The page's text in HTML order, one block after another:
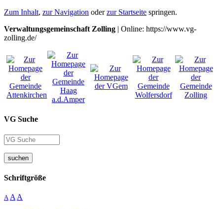
Zum Inhalt, zur Navigation oderzur Startseite springen.
Verwaltungsgemeinschaft Zolling | Online: https://www.vg-
zolling.de/
VG Suche
suchen
Schriftgröße
A A A